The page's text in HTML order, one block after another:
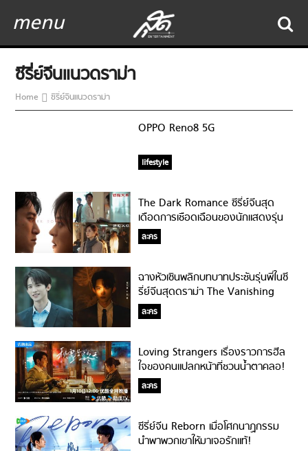
menu
ซีรี่ย์จีนแนวดราม่า
Home ซีรี่ย์จีนแนวดราม่า
OPPO Reno8 5G
lifestyle
The Dark Romance ซีรี่ย์จีนสุด
เดือดการเชือดเฉือนของนักแสดงรุ่น
ใหญ่ที่พลาดไม่ได้!
ละคร
ฉางหัวเซินพลิกบทบาทประชันรุ่นพี่ในซี
รี่ย์จีนสุดดราม่า The Vanishing
Beauty !
ละคร
Loving Strangers เรื่องราวการฮีล
ใจของคนแปลกหน้าที่ชวนน้ำตาคลอ!
ละคร
ซีรี่ย์จีน Reborn เมื่อโศกนาฏกรรม
นำพาพวกเขาให้มาเจอรักแท้!